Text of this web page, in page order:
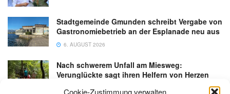
Cookie-Zustimmung verwalten
Stadtgemeinde Gmunden schreibt Vergabe von
Gastronomiebetrieb an der Esplanade neu aus
6. AUGUST 2026
Nach schwerem Unfall am Miesweg:
Verunglückte sagt ihren Helfern von Herzen